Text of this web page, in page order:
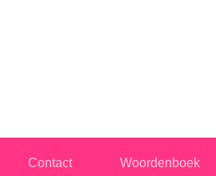
Contact Woordenboek